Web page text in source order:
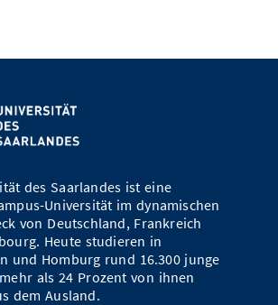
des Saarlandes ist eine
Universität im dynamischen
von Deutschland, Frankreich
Heute studieren in
und Homburg rund 16.300 junge
als 24 Prozent von ihnen
dem Ausland.